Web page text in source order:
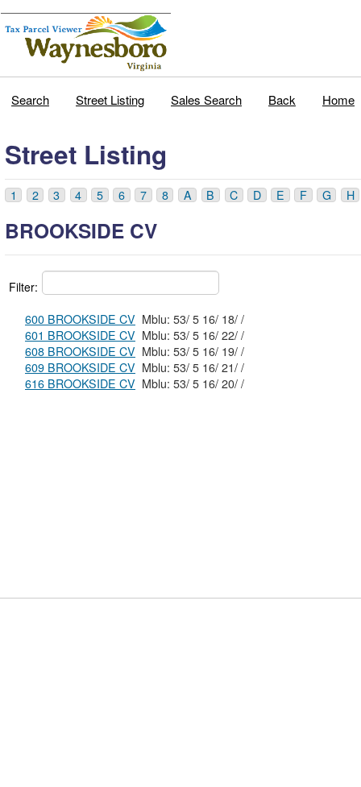
Search Street Listing Sales Search Back Home
Street Listing
1 2 3 4 5 6 7 8 A B C D E F G H
BROOKSIDE CV
Filter:
600 BROOKSIDE CV
Mblu: 53/ 5 16/ 18/ /
601 BROOKSIDE CV
Mblu: 53/ 5 16/ 22/ /
608 BROOKSIDE CV
Mblu: 53/ 5 16/ 19/ /
609 BROOKSIDE CV
Mblu: 53/ 5 16/ 21/ /
616 BROOKSIDE CV
Mblu: 53/ 5 16/ 20/ /